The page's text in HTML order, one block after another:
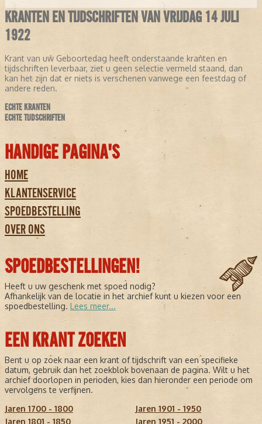
KRANTEN EN TIJDSCHRIFTEN VAN VRIJDAG 14 JULI
1922
Krant van uw Geboortedag heeft onderstaande kranten en
tijdschriften leverbaar, ziet u geen selectie vermeld staand, dan
kan het zijn dat er niets is verschenen vanwege een feestdag of
andere reden.
ECHTE KRANTEN
ECHTE TIJDSCHRIFTEN
HANDIGE PAGINA'S
HOME
KLANTENSERVICE
SPOEDBESTELLING
OVER ONS
SPOEDBESTELLINGEN!
Heeft u uw geschenk met spoed nodig?
Afhankelijk van de locatie in het archief kunt u kiezen voor een
spoedbestelling. Lees meer...
EEN KRANT ZOEKEN
Bent u op zoek naar een krant of tijdschrift van een specifieke
datum, gebruik dan het zoekblok bovenaan de pagina. Wilt u het
archief doorlopen in perioden, kies dan hieronder een periode om
vervolgens te verfijnen.
Jaren 1700 - 1800
Jaren 1801 - 1850
Jaren 1901 - 1950
Jaren 1951 - 2000